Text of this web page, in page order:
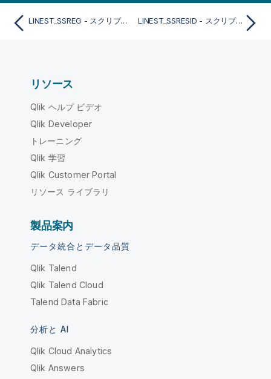
LINEST_SSREG - スクリプト関数 LINEST_SSRESID - スクリプト関数
リソース
Qlik ヘルプ ビデオ
Qlik Developer
トレーニング
Qlik 学習
Qlik Customer Portal
リソース ライブラリ
製品案内
データ統合とデータ品質
Qlik Talend
Qlik Talend Cloud
Talend Data Fabric
分析と AI
Qlik Cloud Analytics
Qlik Answers